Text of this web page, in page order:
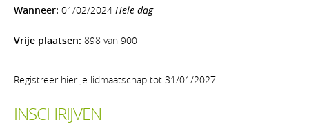
Wanneer: 01/02/2024 Hele dag
Vrije plaatsen: 898 van 900
Registreer hier je lidmaatschap tot 31/01/2027
INSCHRIJVEN